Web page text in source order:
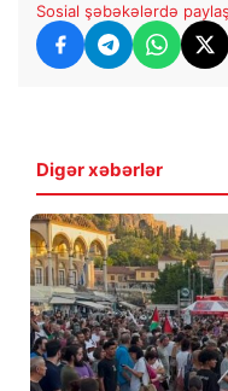
Sosial şəbəkələrdə
Digər xəbərlər